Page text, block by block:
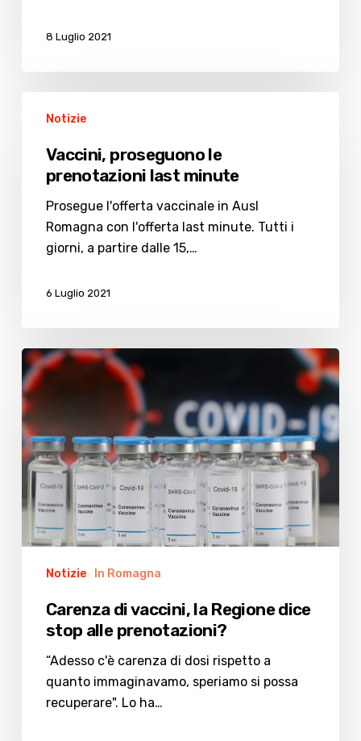
8 Luglio 2021
proseguono
prenotazioni
minute
Notizie
Vaccini, proseguono le
prenotazioni last minute
Prosegue l'offerta vaccinale in Ausl
Romagna con l'offerta last minute. Tutti i
giorni, a partire dalle 15,…
6 Luglio 2021
Carenza
di
vaccini,
la
Regione
dice
stop
alle
prenotazioni?
Notizie In Romagna
Carenza di vaccini, la Regione dice
stop alle prenotazioni?
“Adesso c'è carenza di dosi rispetto a
quanto immaginavamo, speriamo si possa
recuperare". Lo ha…